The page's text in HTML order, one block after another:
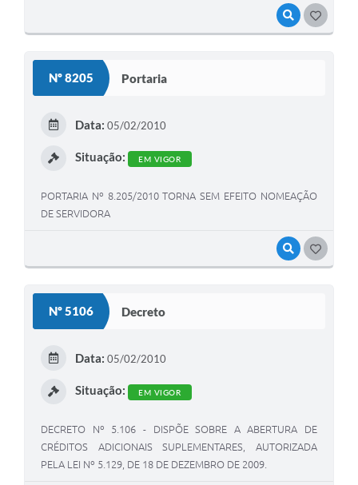
VISUALIZAR
Nº 8205 Portaria
VISUALIZAR
Data: 05/02/2010
Situação: EM VIGOR
PORTARIA Nº 8.205/2010 TORNA SEM EFEITO NOMEAÇÃO
DE SERVIDORA
Nº 5106 Decreto
Data: 05/02/2010
Situação: EM VIGOR
DECRETO Nº 5.106 - DISPÕE SOBRE A ABERTURA DE
CRÉDITOS ADICIONAIS SUPLEMENTARES, AUTORIZADA
PELA LEI Nº 5.129, DE 18 DE DEZEMBRO DE 2009.